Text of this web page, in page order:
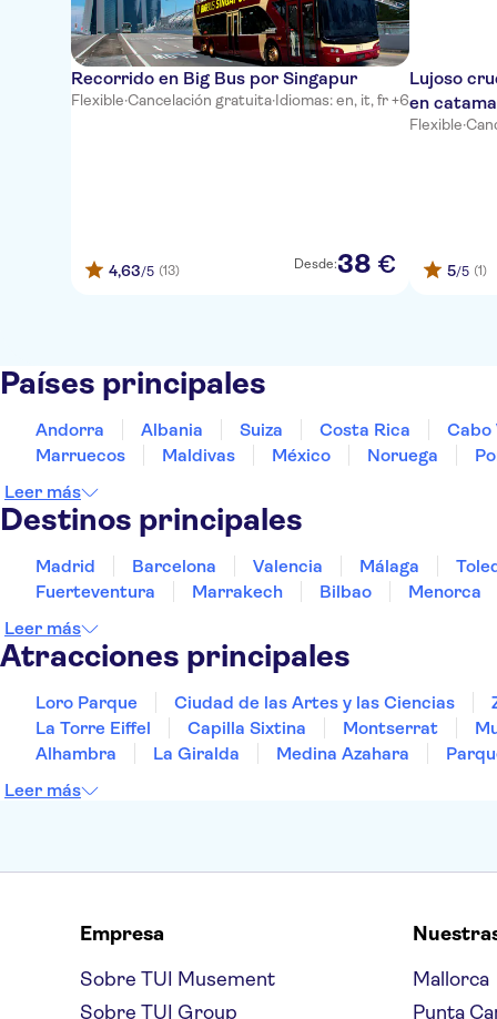
Recorrido en Big Bus por Singapur
Flexible·Cancelación gratuita·Idiomas: en, it, fr +6
4,63/5 (13) Desde:38 €
Lujoso
en
Flexible·
5/5 (1)
Países principales
Andorra Albania Suiza Costa Rica Cabo
Marruecos
Maldivas México Noruega
Leer más
Destinos principales
Madrid Barcelona Valencia Málaga
Fuerteventura
Marrakech Bilbao Menorca
Leer más
Atracciones principales
Loro Parque Ciudad de las Artes y las Ciencias
La Torre Eiffel
Capilla Sixtina Montserrat
Alhambra
La Giralda Medina Azahara
Leer más
Empresa
Sobre TUI Musement
Sobre TUI Group
Mallorca
Punta